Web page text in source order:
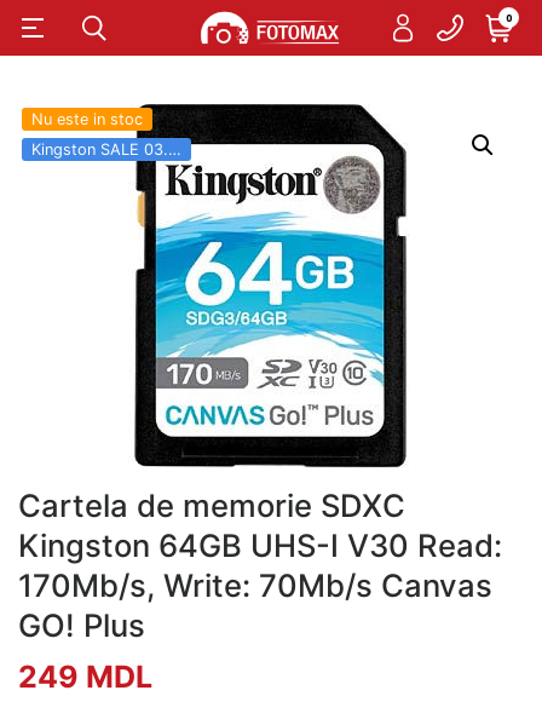
0
Nu este in stoc
Kingston SALE 03.06 - 31.08
Cartela de memorie SDXC
Kingston 64GB UHS-I V30 Read:
170Mb/s, Write: 70Mb/s Canvas
GO! Plus
249 MDL